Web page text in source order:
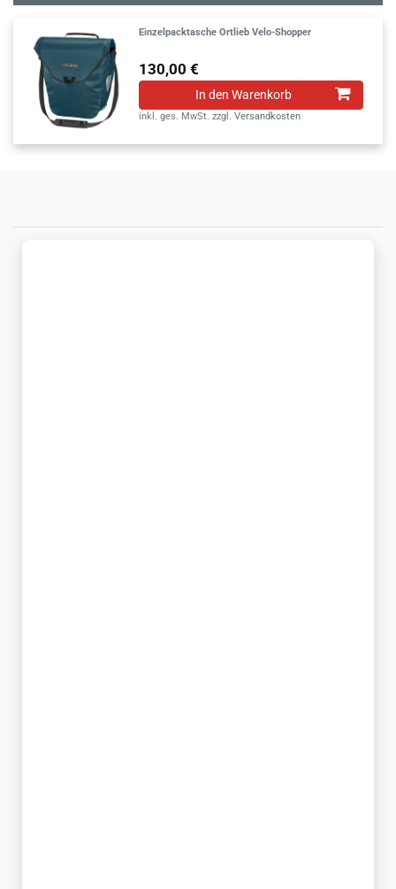
Einzelpacktasche Ortlieb Velo-Shopper
130,00 €
In den Warenkorb
inkl. ges. MwSt. zzgl.Versandkosten